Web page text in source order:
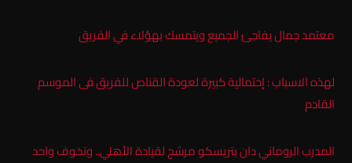
معتمد جمال يفاجئ الجميع ويتمسك بهؤلاء في الفريق
لهذه الاسباب : إحتمالية كبيرة لعودة القناص للفريق فى الموسم
القادم
المدرب الروماني دان بتريسكو مرشح لقيادة الأهلي.. وتخوف واحد